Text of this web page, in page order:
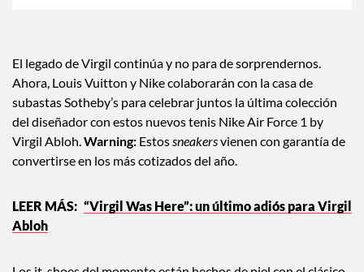
El legado de Virgil continúa y no para de sorprendernos.
Ahora, Louis Vuitton y Nike colaborarán con la casa de
subastas Sotheby’s para celebrar juntos la última colección
del diseñador con estos nuevos tenis Nike Air Force 1 by
Virgil Abloh.Warning: Estossneakersvienen con garantía de